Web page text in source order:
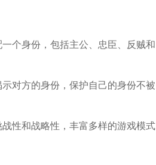
个身份，包括主公、忠臣、反贼和
对方的身份，保护自己的身份不被
性和战略性，丰富多样的游戏模式